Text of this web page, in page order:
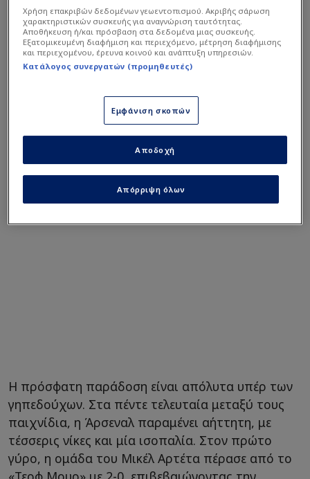
Απέναντί τους βρίσκουν τη Μπέρνλι, η οποία
βρίσκεται στην προτελευταία θέση με 21
βαθμούς και έχει ήδη υποβιβαστεί στην
βαθμολογικό κίνητρο, κάτι που κάνει ακόμη πιο
ξεκάθαρο το προβάδισμα της Άρσεναλ, ειδικά
από τη στιγμή που το παιχνίδι διεξάγεται στο
Η πρόσφατη παράδοση είναι απόλυτα υπέρ των
γηπεδούχων. Στα πέντε τελευταία μεταξύ τους
παιχνίδια, η Άρσεναλ παραμένει αήττητη, με
τέσσερις νίκες και μία ισοπαλία. Στον πρώτο
γύρο, η ομάδα του Μικέλ Αρτέτα πέρασε από το
Χρήση επακριβών δεδομένων γεωεντοπισμού. Ακριβής σάρωση
χαρακτηριστικών συσκευής για αναγνώριση ταυτότητας.
Αποθήκευση ή/και πρόσβαση στα δεδομένα μιας συσκευής.
Εξατομικευμένη διαφήμιση και περιεχόμενο, μέτρηση διαφήμισης
και περιεχομένου, έρευνα κοινού και ανάπτυξη υπηρεσιών.
Κατάλογος συνεργατών (προμηθευτές)
Εμφάνιση σκοπών
Απόρριψη όλων
Αποδοχή